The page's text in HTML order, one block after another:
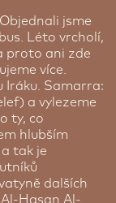
jsme
Léto vrcholí,
proto ani zde
více.
Iráku. Samarra:
a vylezeme
ty, co
hlubším
tak je
dalších
Hasan Al-